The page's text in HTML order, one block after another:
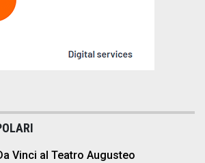
Vinci al Teatro Augusteo